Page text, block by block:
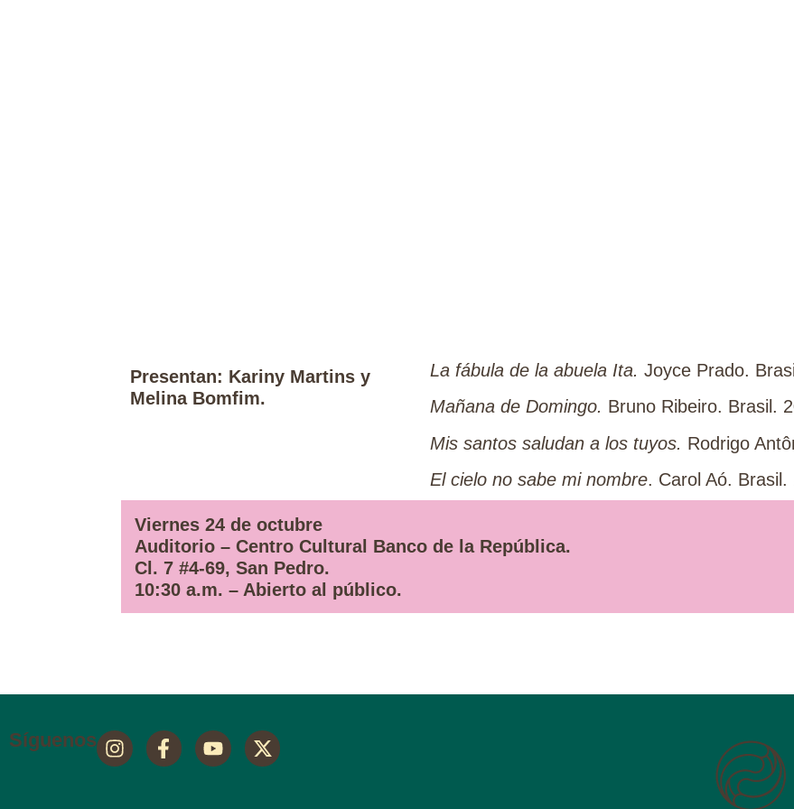
Presentan: Kariny Martins y
Melina Bomfim.
La fábula de la abuela Ita. Joyce Prado.
Mañana de Domingo. Bruno Ribeiro. Brasil.
Mis santos saludan a los tuyos. Rodrigo
El cielo no sabe mi nombre. Carol Aó. Brasil.
Viernes 24 de octubre
Auditorio – Centro Cultural Banco de la República.
Cl. 7 #4-69, San Pedro.
10:30 a.m. – Abierto al público.
Síguenos